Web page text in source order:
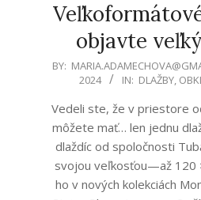
objavte
2024-
24
BY:
2024
IN: DLAŽBY,
Vedeli ste, že v priestore
môžete mať… len jednu
dlaždíc od spoločnosti
svojou veľkosťou—až 120
ho v nových kolekciách